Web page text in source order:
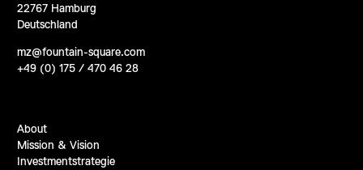
22767 Hamburg
Deutschland
mz@fountain-square.com
+49 (0) 175 / 470 46 28
About
Mission & Vision
Investmentstrategie